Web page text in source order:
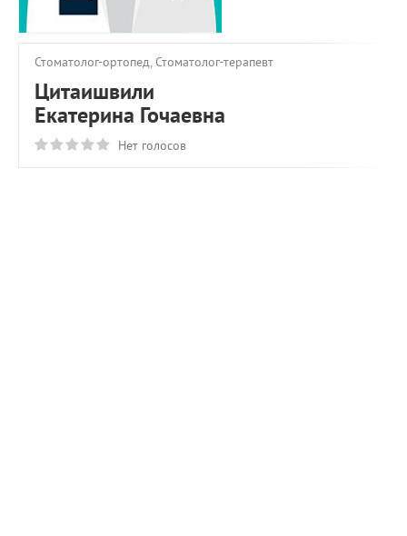
Стоматолог-ортопед, Стоматолог-терапевт
Цитаишвили
Екатерина Гочаевна
Нет голосов